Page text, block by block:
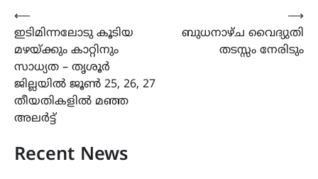
Post
navigation
⟵
ഇടിമിന്നലോടു കൂടിയ
മഴയ്ക്കും കാറ്റിനും
സാധ്യത – തൃശൂർ
ജില്ലയിൽ ജൂൺ 25, 26, 27
തീയതികളിൽ മഞ്ഞ
അലർട്ട്
ബുധനാഴ്ച വൈദ്യുതി
തടസ്സം നേരിടും
⟶
Recent News